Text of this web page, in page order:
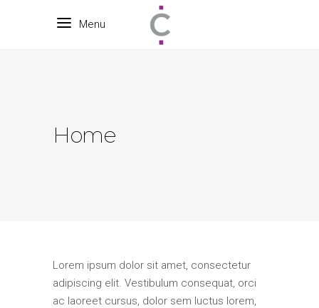
Menu
Home
Lorem ipsum dolor sit amet, consectetur
adipiscing elit. Vestibulum consequat, orci
ac laoreet cursus, dolor sem luctus lorem,